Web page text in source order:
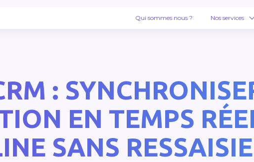
Qui sommes nous ? Nos services
:
EN TEMPS
SANS RESSAISIE